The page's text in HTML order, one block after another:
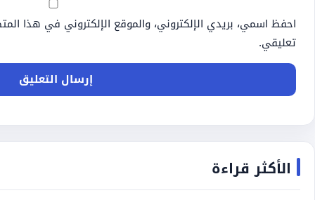
احفظ اسمي، بريدي الإلكتروني، والموقع الإلكتروني في هذا
تعليقي.
الأكثر قراءة